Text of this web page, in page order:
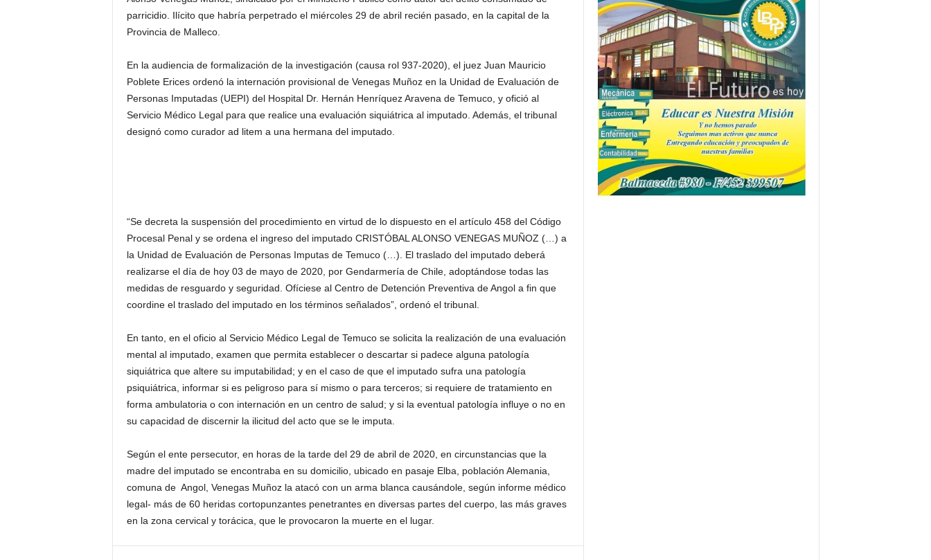
parricidio. Ilícito que habría perpetrado el miércoles 29 de abril recién pasado, en la capital de la
Provincia de Malleco.
En la audiencia de formalización de la investigación (causa rol 937-2020), el juez Juan Mauricio
Poblete Erices ordenó la internación provisional de Venegas Muñoz en la Unidad de Evaluación de
Personas Imputadas (UEPI) del Hospital Dr. Hernán Henríquez Aravena de Temuco, y ofició al
Servicio Médico Legal para que realice una evaluación siquiátrica al imputado. Además, el tribunal
designó como curador ad litem a una hermana del imputado.
“Se decreta la suspensión del procedimiento en virtud de lo dispuesto en el artículo 458 del Código
Procesal Penal y se ordena el ingreso del imputado CRISTÓBAL ALONSO VENEGAS MUÑOZ (…) a
la Unidad de Evaluación de Personas Imputas de Temuco (…). El traslado del imputado deberá
realizarse el día de hoy 03 de mayo de 2020, por Gendarmería de Chile, adoptándose todas las
medidas de resguardo y seguridad. Ofíciese al Centro de Detención Preventiva de Angol a fin que
coordine el traslado del imputado en los términos señalados”, ordenó el tribunal.
En tanto, en el oficio al Servicio Médico Legal de Temuco se solicita la realización de una evaluación
mental al imputado, examen que permita establecer o descartar si padece alguna patología
siquiátrica que altere su imputabilidad; y en el caso de que el imputado sufra una patología
psiquiátrica, informar si es peligroso para sí mismo o para terceros; si requiere de tratamiento en
forma ambulatoria o con internación en un centro de salud; y si la eventual patología influye o no en
su capacidad de discernir la ilicitud del acto que se le imputa.
Según el ente persecutor, en horas de la tarde del 29 de abril de 2020, en circunstancias que la
madre del imputado se encontraba en su domicilio, ubicado en pasaje Elba, población Alemania,
comuna de Angol, Venegas Muñoz la atacó con un arma blanca causándole, según informe médico
legal- más de 60 heridas cortopunzantes penetrantes en diversas partes del cuerpo, las más graves
en la zona cervical y torácica, que le provocaron la muerte en el lugar.